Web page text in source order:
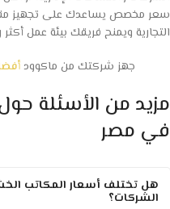
سعر مخصص يساعدك على تجهيز
التجارية ويمنح فريقك بيئة عمل أكثر
جهز شركتك من ماكوود
مزيد من الأسئلة
في مصر
هل تختلف أسعار المكاتب
الشركات؟